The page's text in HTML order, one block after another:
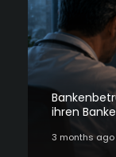
ihren
3 months ago